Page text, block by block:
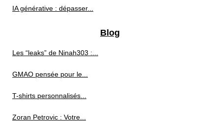
IA générative : dépasser...
Blog
Les “leaks” de Ninah303 :...
GMAO pensée pour le...
T-shirts personnalisés...
Zoran Petrovic : Votre...